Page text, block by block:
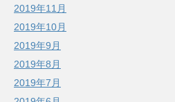
2019年11月
2019年10月
2019年9月
2019年8月
2019年7月